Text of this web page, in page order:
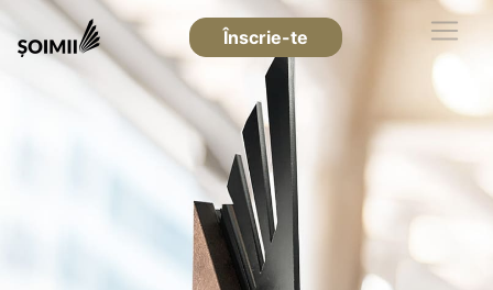
Înscrie-te